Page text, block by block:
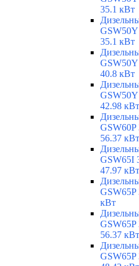
35.1 кВт
35.1 кВт
40.8 кВт
42.98 кВт
56.37 кВт
GSW65I
47.97 кВт
кВт
56.37 кВт